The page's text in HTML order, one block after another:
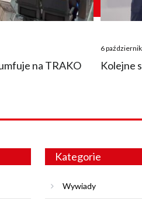
na TRAKO
Posted
on
6
Kolejne
Kategorie
Wywiady